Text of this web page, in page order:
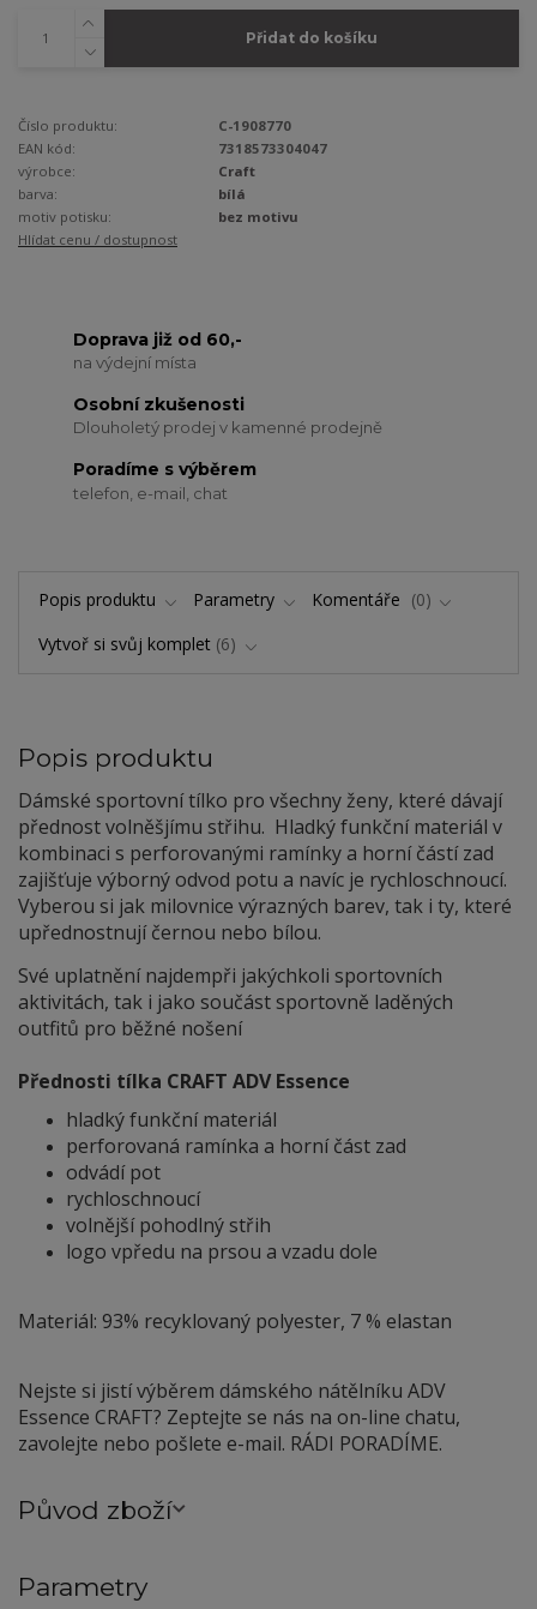
Přidat do košíku
Číslo produktu:
C-1908770
EAN kód:
7318573304047
výrobce:
Craft
barva:
bílá
motiv potisku:
bez motivu
Hlídat cenu / dostupnost
Doprava již od 60,-
na výdejní místa
Osobní zkušenosti
Dlouholetý prodej v kamenné prodejně
Poradíme s výběrem
telefon, e-mail, chat
Popis produktu Parametry Komentáře
0
Vytvoř si svůj komplet 6
Popis produktu
Dámské sportovní tílko pro všechny ženy, které dávají
přednost volněšjímu střihu. Hladký funkční materiál v
kombinaci s perforovanými ramínky a horní částí zad
zajišťuje výborný odvod potu a navíc je rychloschnoucí.
Vyberou si jak milovnice výrazných barev, tak i ty, které
upřednostnují černou nebo bílou.
Své uplatnění najdempři jakýchkoli sportovních
aktivitách, tak i jako součást sportovně laděných
outfitů pro běžné nošení
Přednosti tílka CRAFT ADV Essence
hladký funkční materiál
perforovaná ramínka a horní část zad
odvádí pot
rychloschnoucí
volnější pohodlný střih
logo vpředu na prsou a vzadu dole
Materiál: 93% recyklovaný polyester, 7 % elastan
Nejste si jistí výběrem dámského nátělníku ADV
Essence CRAFT? Zeptejte se nás na on-line chatu,
zavolejte nebo pošlete e-mail. RÁDI PORADÍME.
Původ zboží
Parametry